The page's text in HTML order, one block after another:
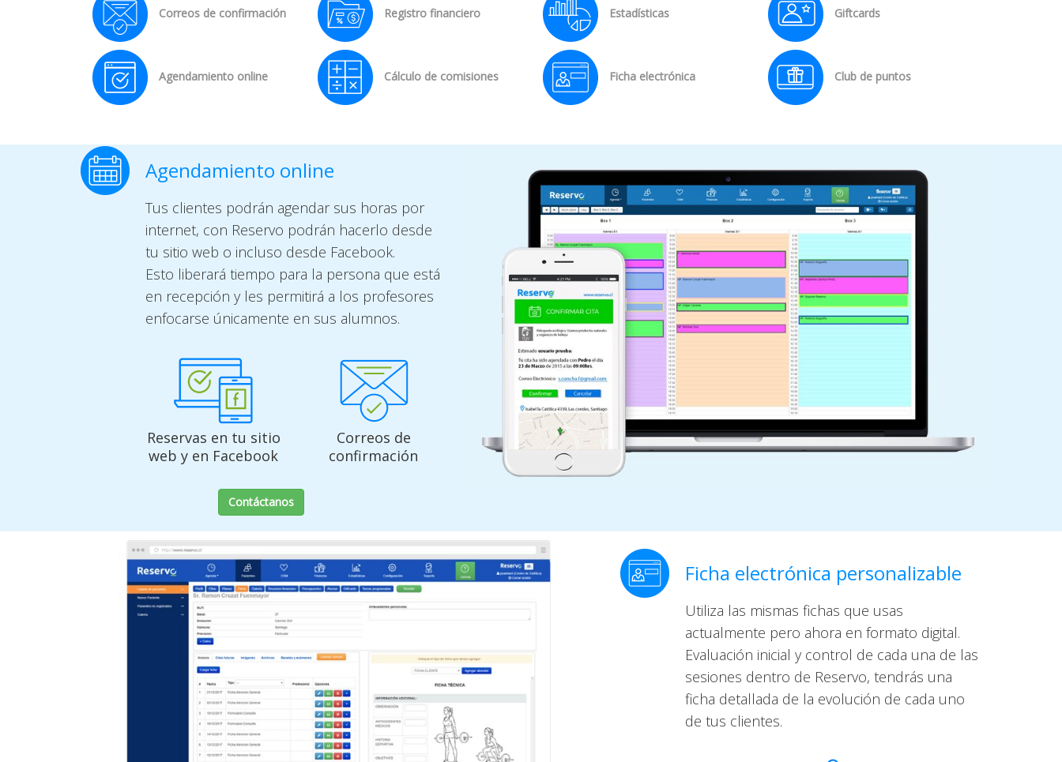
Correos de confirmación Registro financiero Estadísticas Giftcards
Agendamiento online Cálculo de comisiones Ficha electrónica Club de puntos
Agendamiento online
Tus clientes podrán agendar sus horas por
internet, con Reservo podrán hacerlo desde
tu sitio web o incluso desde Facebook.
Esto liberará tiempo para la persona que está
en recepción y les permitirá a los profesores
enfocarse únicamente en sus alumnos.
Reservas en tu sitio
web y en Facebook
Correos de
confirmación
Contáctanos
Ficha electrónica personalizable
Utiliza las mismas fichas que usas
actualmente pero ahora en formato digital.
Evaluación inicial y control de cada una de las
sesiones dentro de Reservo, tendrás una
ficha detallada de la evolución de cada uno
de tus clientes.